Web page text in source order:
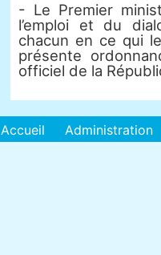
- Le Premier
l’emploi et du
chacun en ce qui
présente
officiel de la
Accueil Administration